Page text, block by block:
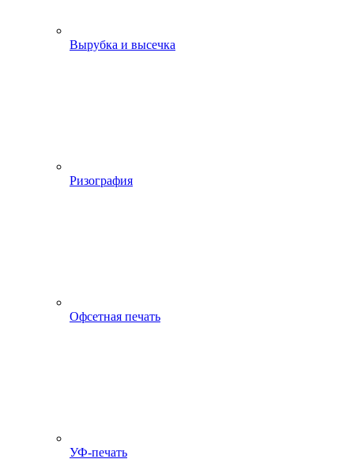
Вырубка и высечка
Ризография
Офсетная печать
УФ-печать